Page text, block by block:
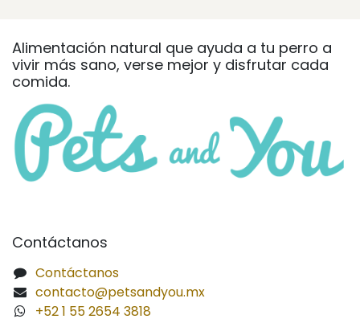
Alimentación natural que ayuda a tu perro a
vivir más sano, verse mejor y disfrutar cada
comida.
Contáctanos
Contáctanos
contacto@petsandyou.mx
+52 1 55 2654 3818